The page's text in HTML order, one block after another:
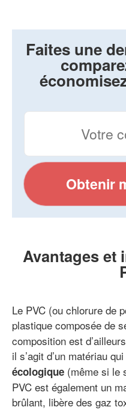
Faites une
Obtenir
Avantages et
Le PVC (ou chlorure de
plastique composée de
composition est
il s’agit d’un matériau qui
écologique (même si le
PVC est également un
brûlant, libère des gaz